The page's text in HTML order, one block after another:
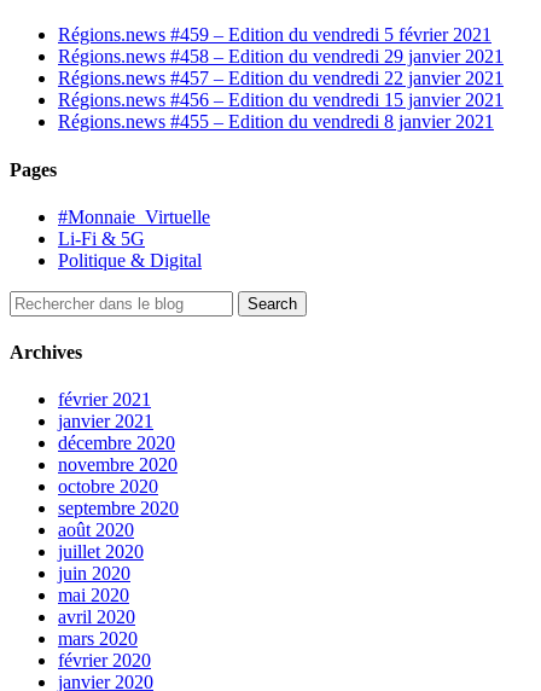
Régions.news #459 – Edition du vendredi 5 février 2021
Régions.news #458 – Edition du vendredi 29 janvier 2021
Régions.news #457 – Edition du vendredi 22 janvier 2021
Régions.news #456 – Edition du vendredi 15 janvier 2021
Régions.news #455 – Edition du vendredi 8 janvier 2021
Pages
#Monnaie_Virtuelle
Li-Fi & 5G
Politique & Digital
Archives
février 2021
janvier 2021
décembre 2020
novembre 2020
octobre 2020
septembre 2020
août 2020
juillet 2020
juin 2020
mai 2020
avril 2020
mars 2020
février 2020
janvier 2020